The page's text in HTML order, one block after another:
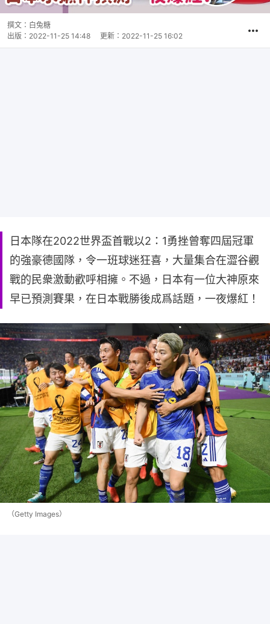
撰文： 白兔糖
出版： 2022-11-25 14:48 更新： 2022-11-25 16:02
日本隊在2022世界盃首戰以2：1勇挫曾奪四屆冠軍
的強豪德國隊，令一班球迷狂喜，大量集合在澀谷觀
戰的民衆激動歡呼相擁。不過，日本有一位大神原來
早已預測賽果，在日本戰勝後成爲話題，一夜爆紅！
（Getty Images）